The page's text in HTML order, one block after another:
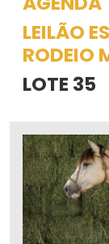
LEILÃO
RODEIO
LOTE 35